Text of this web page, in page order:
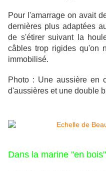
Pour l'amarrage on avait
dernières plus adaptées
de s'étirer suivant la
câbles trop rigides qu'on
immobilisé.
Photo : Une aussière en
d'aussières et une double
Dans la marine "en